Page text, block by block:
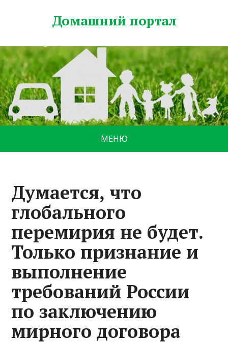
Домашний портал
МЕНЮ
Думается, что
глобального
перемирия не будет.
Только признание и
выполнение
требований России
по заключению
мирного договора